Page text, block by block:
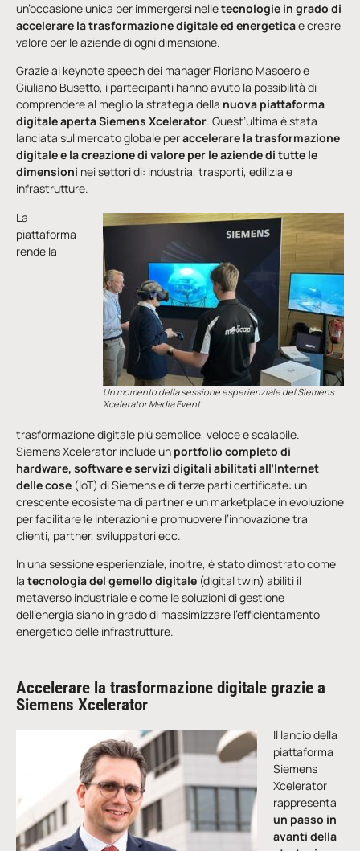
un’occasione unica per immergersi nelletecnologie in grado di
accelerare la trasformazione digitale ed energeticae creare
valore per le aziende di ogni dimensione.
Grazie ai keynote speech dei manager Floriano Masoero e
Giuliano Busetto, i partecipanti hanno avuto la possibilità di
comprendere al meglio la strategia della nuova piattaforma
digitale aperta Siemens Xcelerator. Quest’ultima è stata
lanciata sul mercato globale peraccelerare la trasformazione
digitale e la creazione di valore per le aziende di tutte le
dimensioni nei settori di: industria, trasporti, edilizia e
infrastrutture.
Un momento della sessione esperienziale del Siemens
Xcelerator Media Event
La
piattaforma
rende la
trasformazione digitale più semplice, veloce e scalabile.
Siemens Xcelerator include un portfolio completo di
hardware, software e servizi digitali abilitati all’Internet
delle cose (IoT) di Siemens e di terze parti certificate: un
crescente ecosistema di partner e un marketplace in evoluzione
per facilitare le interazioni e promuovere l’innovazione tra
clienti, partner, sviluppatori ecc.
In una sessione esperienziale, inoltre, è stato dimostrato come
la tecnologia del gemello digitale (digital twin) abiliti il
metaverso industriale e come le soluzioni di gestione
dell’energia siano in grado di massimizzare l’efficientamento
energetico delle infrastrutture.
Accelerare la trasformazione digitale grazie a
Siemens Xcelerator
Il lancio della
piattaforma
Siemens
Xcelerator
rappresenta
un passo in
avanti della